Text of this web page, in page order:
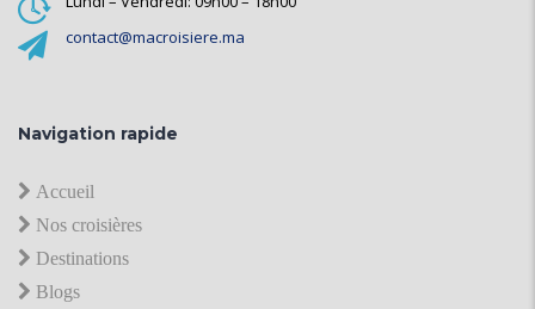
contact@macroisiere.ma
Navigation rapide
Accueil
Nos croisières
Destinations
Blogs